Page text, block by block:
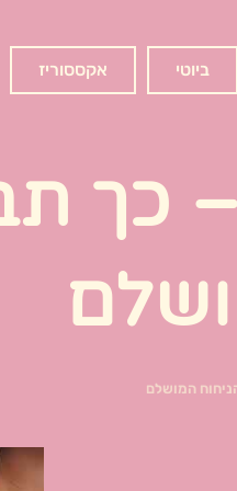
ביוטי אקססוריז
כך
המושלם